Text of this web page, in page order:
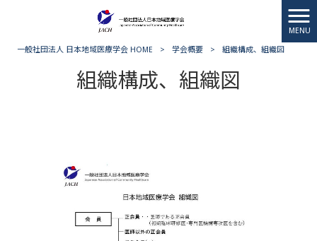
MENU
一般社団法人 日本地域医療学会 HOME > 学会概要 > 組織構成、組織図
組織構成、組織図